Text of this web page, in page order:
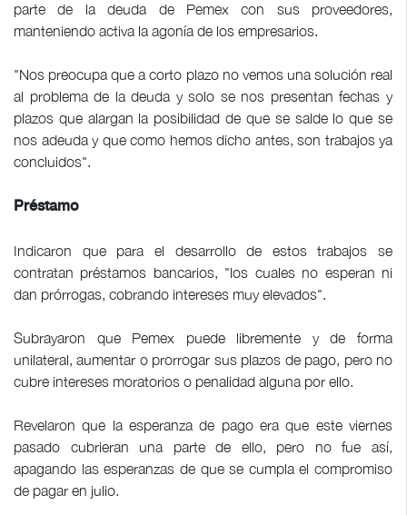
parte de la deuda de Pemex con sus proveedores,
manteniendo activa la agonía de los empresarios.
"Nos preocupa que a corto plazo no vemos una solución real
al problema de la deuda y solo se nos presentan fechas y
plazos que alargan la posibilidad de que se salde lo que se
nos adeuda y que como hemos dicho antes, son trabajos ya
concluidos".
Préstamo
Indicaron que para el desarrollo de estos trabajos se
contratan préstamos bancarios, "los cuales no esperan ni
dan prórrogas, cobrando intereses muy elevados".
Subrayaron que Pemex puede libremente y de forma
unilateral, aumentar o prorrogar sus plazos de pago, pero no
cubre intereses moratorios o penalidad alguna por ello.
Revelaron que la esperanza de pago era que este viernes
pasado cubrieran una parte de ello, pero no fue así,
apagando las esperanzas de que se cumpla el compromiso
de pagar en julio.